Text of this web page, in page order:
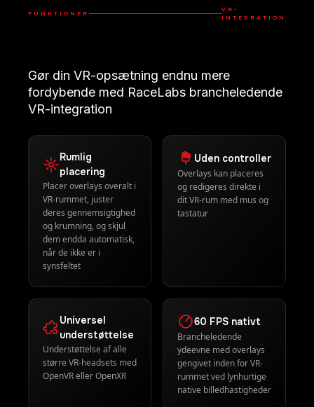
Gør din VR-opsætning endnu mere
Rumlig
placering
Placer overlays overalt i
VR-rummet, juster
deres gennemsigtighed
og krumning, og skjul
når de ikke er i
Uden controller
Overlays kan placeres
Universel
understøttelse
60 FPS nativt
Brancheledende
ydeevne med overlays